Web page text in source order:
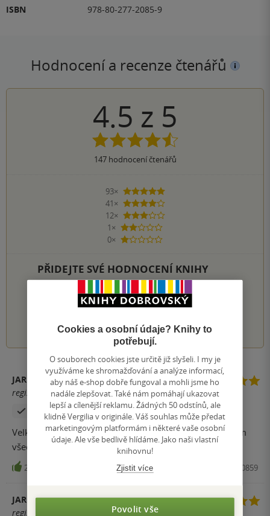
ISBN
978-80-277-2085-9
Hodnocení a recenze čtenářů
4.5 z 5
147hodnocení čtenářů
93×
5 hvězdiček
41×
4 hvězdičky
12×
3 hvězdičky
1×
2 hvězdičky
0×
1 hvezdička
PŘIDEJTE SVÉ HODNOCENÍ KNIHY
JARMILA BURKOŇOVÁ
registrovaný uživatel
Zakoupil produkt
Velká škoda že tato kniha byla už poslední. Ještě že mám
všechny a že si je budu moci přečíst znova.
25 Kniha, Red, 2024, 9788027720859
JARČA D.
registrovaný uživatel
Cookies a osobní údaje? Knihy to
potřebují.
O souborech cookies jste určitě již slyšeli. I my je
využíváme ke shromažďování a analýze informací,
aby náš e-shop dobře fungoval a mohli jsme ho
nadále zlepšovat. Také nám pomáhají ukazovat
lepší a cílenější reklamu. Žádných 50 odstínů, ale
klidně Vergilia v originále. Váš souhlas může předat
marketingovým platformám i některé vaše osobní
údaje. Ale vše bedlivě hlídáme. Jako naši vlastní
knihovnu!
Zjistit více
Povolit vše